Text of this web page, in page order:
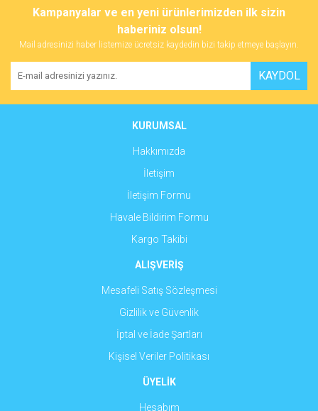
Bu ürüne ilk yorumu siz yapın!
Yorum Yaz
tarafımıza iletebilirsiniz.
Görüş ve önerileriniz için teşekkür ederiz.
Ürün resmi kalitesiz, bozuk veya görüntülenemiyor.
Ürün açıklamasında eksik bilgiler bulunuyor.
Ürün fiyatı diğer sitelerden daha pahalı.
Gönder
Kampanyalar ve en yeni ürünlerimizden ilk sizin
haberiniz olsun!
Mail adresinizi haber listemize ücretsiz kaydedin bizi takip etmeye başlayın.
KAYDOL
KURUMSAL
Hakkımızda
İletişim
İletişim Formu
Havale Bildirim Formu
Kargo Takibi
ALIŞVERİŞ
Mesafeli Satış Sözleşmesi
Gizlilik ve Güvenlik
İptal ve İade Şartları
Kişisel Veriler Politikası
ÜYELİK
Hesabım